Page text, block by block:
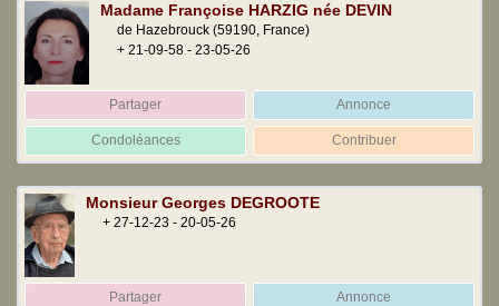
Madame Françoise HARZIG née DEVIN
de Hazebrouck (59190, France)
+ 21-09-58 - 23-05-26
Partager Annonce
Condoléances Contribuer
Monsieur Georges DEGROOTE
+ 27-12-23 - 20-05-26
Partager Annonce